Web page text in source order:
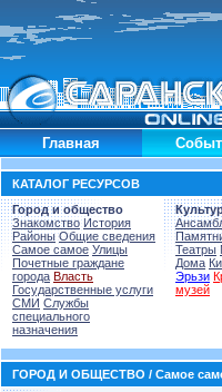
Главная
КАТАЛОГ РЕСУРСОВ
Город и общество
Знакомство История
Районы Общие сведения
Самое самое Улицы
Почетные граждане
города Власть
Государственные услуги
СМИ Службы
специального
назначения
Театры
Дома
Эрьзи
музей
ГОРОД И ОБЩЕСТВО / Самое